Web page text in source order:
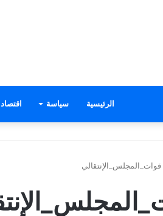
الرئيسية سياسة اقتصاد
قوات_المجلس_الإنتقالي